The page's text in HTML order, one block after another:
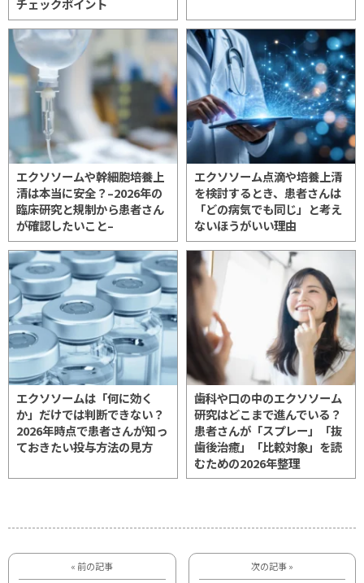
チェックポイント
エクソソームや幹細胞培養上
清は本当に安全？–2026年の
臨床研究と規制から患者さん
が確認したいこと–
エクソソーム点滴や培養上清
を検討するとき、患者さんは
「どの病気でも同じ」と考え
ないほうがいい理由
エクソソームは「何に効く
か」だけでは判断できない？
2026年時点で患者さんが知っ
ておきたい投与方法の見方
歯科や口の中のエクソソーム
研究はどこまで進んでいる？
患者さんが「スプレー」「抜
歯後治癒」「比較対象」を読
むための2026年整理
« 前の記事 次の記事 »